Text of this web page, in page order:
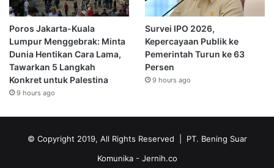
Poros Jakarta-Kuala
Lumpur Menggebrak: Minta
Dunia Hentikan Cara Lama,
Tawarkan 5 Langkah
Konkret untuk Palestina
9 hours ago
Survei IPO 2026,
Kepercayaan Publik ke
Pemerintah Turun ke 63
Persen
9 hours ago
© Copyright 2019, All Rights Reserved | PT. Bening Suar
Komunika - Jernih.co